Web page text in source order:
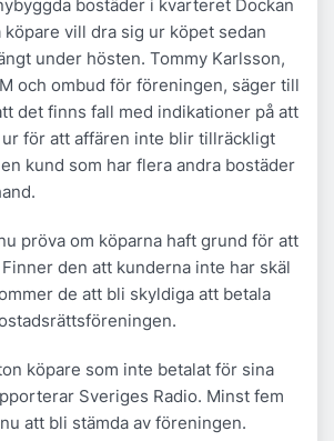
bostäder i kvarteret Dockan
köpare vill dra sig ur köpet sedan
under hösten. Tommy Karlsson,
och ombud för föreningen, säger till
det finns fall med indikationer på att
för att affären inte blir tillräckligt
kund som har flera andra bostäder
pröva om köparna haft grund för att
den att kunderna inte har skäl
de att bli skyldiga att betala
köpare som inte betalat för sina
Sveriges Radio. Minst fem
att bli stämda av föreningen.